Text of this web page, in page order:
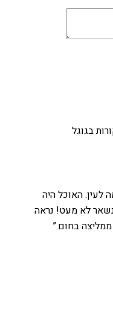
בגוגל
לעין. האוכל היה
לא מעט! נראה
בחום.”